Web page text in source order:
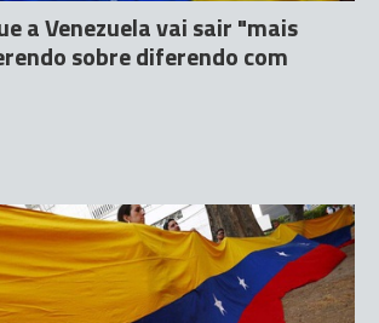
a Venezuela vai sair "mais
sobre diferendo com